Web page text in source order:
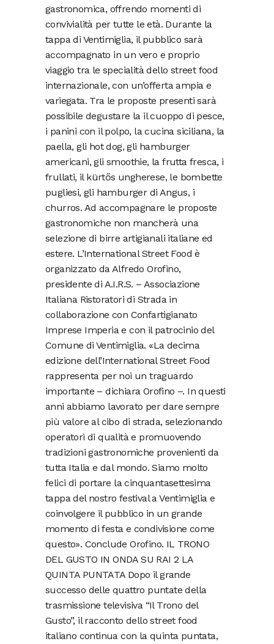
gastronomica, offrendo momenti di
convivialità per tutte le età. Durante la
tappa di Ventimiglia, il pubblico sarà
accompagnato in un vero e proprio
viaggio tra le specialità dello street food
internazionale, con un’offerta ampia e
variegata. Tra le proposte presenti sarà
possibile degustare la il cuoppo di pesce,
i panini con il polpo, la cucina siciliana, la
paella, gli hot dog, gli hamburger
americani, gli smoothie, la frutta fresca, i
frullati, il kürtős ungherese, le bombette
pugliesi, gli hamburger di Angus, i
churros. Ad accompagnare le proposte
gastronomiche non mancherà una
selezione di birre artigianali italiane ed
estere. L’International Street Food è
organizzato da Alfredo Orofino,
presidente di A.I.R.S. – Associazione
Italiana Ristoratori di Strada in
collaborazione con Confartigianato
Imprese Imperia e con il patrocinio del
Comune di Ventimiglia. «La decima
edizione dell’International Street Food
rappresenta per noi un traguardo
importante – dichiara Orofino –. In questi
anni abbiamo lavorato per dare sempre
più valore al cibo di strada, selezionando
operatori di qualità e promuovendo
tradizioni gastronomiche provenienti da
tutta Italia e dal mondo. Siamo molto
felici di portare la cinquantasettesima
tappa del nostro festival a Ventimiglia e
coinvolgere il pubblico in un grande
momento di festa e condivisione come
questo». Conclude Orofino. IL TRONO
DEL GUSTO IN ONDA SU RAI 2 LA
QUINTA PUNTATA Dopo il grande
successo delle quattro puntate della
trasmissione televisiva “Il Trono del
Gusto”, il racconto dello street food
italiano continua con la quinta puntata,